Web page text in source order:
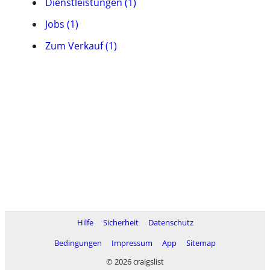
Jobs (1)
Zum Verkauf (1)
Hilfe Sicherheit
Datenschutz
Bedingungen
Impressum App
Sitemap
© 2026 craigslist